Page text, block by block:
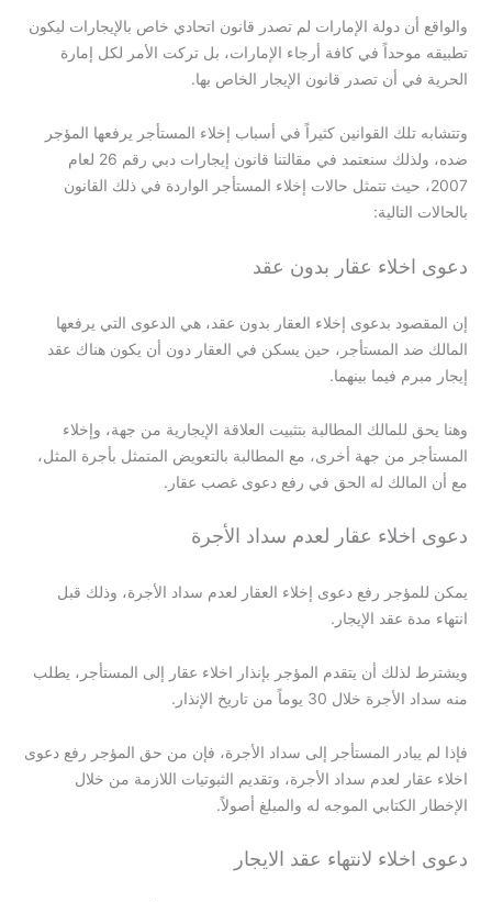
والواقع أن دولة الإمارات لم تصدر قانون اتحادي خاص بالإيجارات ليكون
تطبيقه موحداً في كافة أرجاء الإمارات، بل تركت الأمر لكل إمارة
الحرية في أن تصدر قانون الإيجار الخاص بها.
وتتشابه تلك القوانين كثيراً في أسباب إخلاء المستأجر يرفعها المؤجر
ضده، ولذلك سنعتمد في مقالتنا قانون إيجارات دبي رقم 26 لعام
2007، حيث تتمثل حالات إخلاء المستأجر الواردة في ذلك القانون
بالحالات التالية:
دعوى اخلاء عقار بدون عقد
إن المقصود بدعوى إخلاء العقار بدون عقد، هي الدعوى التي يرفعها
المالك ضد المستأجر، حين يسكن في العقار دون أن يكون هناك عقد
إيجار مبرم فيما بينهما.
وهنا يحق للمالك المطالبة بتثبيت العلاقة الإيجارية من جهة، وإخلاء
المستأجر من جهة أخرى، مع المطالبة بالتعويض المتمثل بأجرة المثل،
مع أن المالك له الحق في رفع دعوى غصب عقار.
دعوى اخلاء عقار لعدم سداد الأجرة
يمكن للمؤجر رفع دعوى إخلاء العقار لعدم سداد الأجرة، وذلك قبل
انتهاء مدة عقد الإيجار.
ويشترط لذلك أن يتقدم المؤجر بإنذار اخلاء عقار إلى المستأجر، يطلب
منه سداد الأجرة خلال 30 يوماً من تاريخ الإنذار.
فإذا لم يبادر المستأجر إلى سداد الأجرة، فإن من حق المؤجر رفع دعوى
اخلاء عقار لعدم سداد الأجرة، وتقديم الثبوتيات اللازمة من خلال
الإخطار الكتابي الموجه له والمبلغ أصولاً.
دعوى اخلاء لانتهاء عقد الايجار